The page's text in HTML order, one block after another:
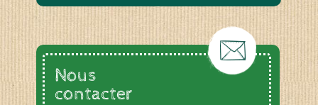
Nous
contacter